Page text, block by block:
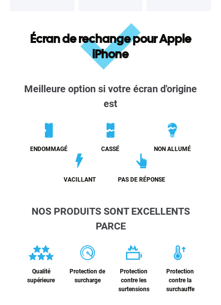
Écran de rechange pour Apple
iPhone
Meilleure option si votre écran d'origine
est
ENDOMMAGÉ CASSÉ NON ALLUMÉ
VACILLANT PAS DE RÉPONSE
NOS PRODUITS SONT EXCELLENTS
PARCE
Qualité
supérieure
Protection de
surcharge
Protection
contre les
surtensions
Protection
contre la
surchauffe